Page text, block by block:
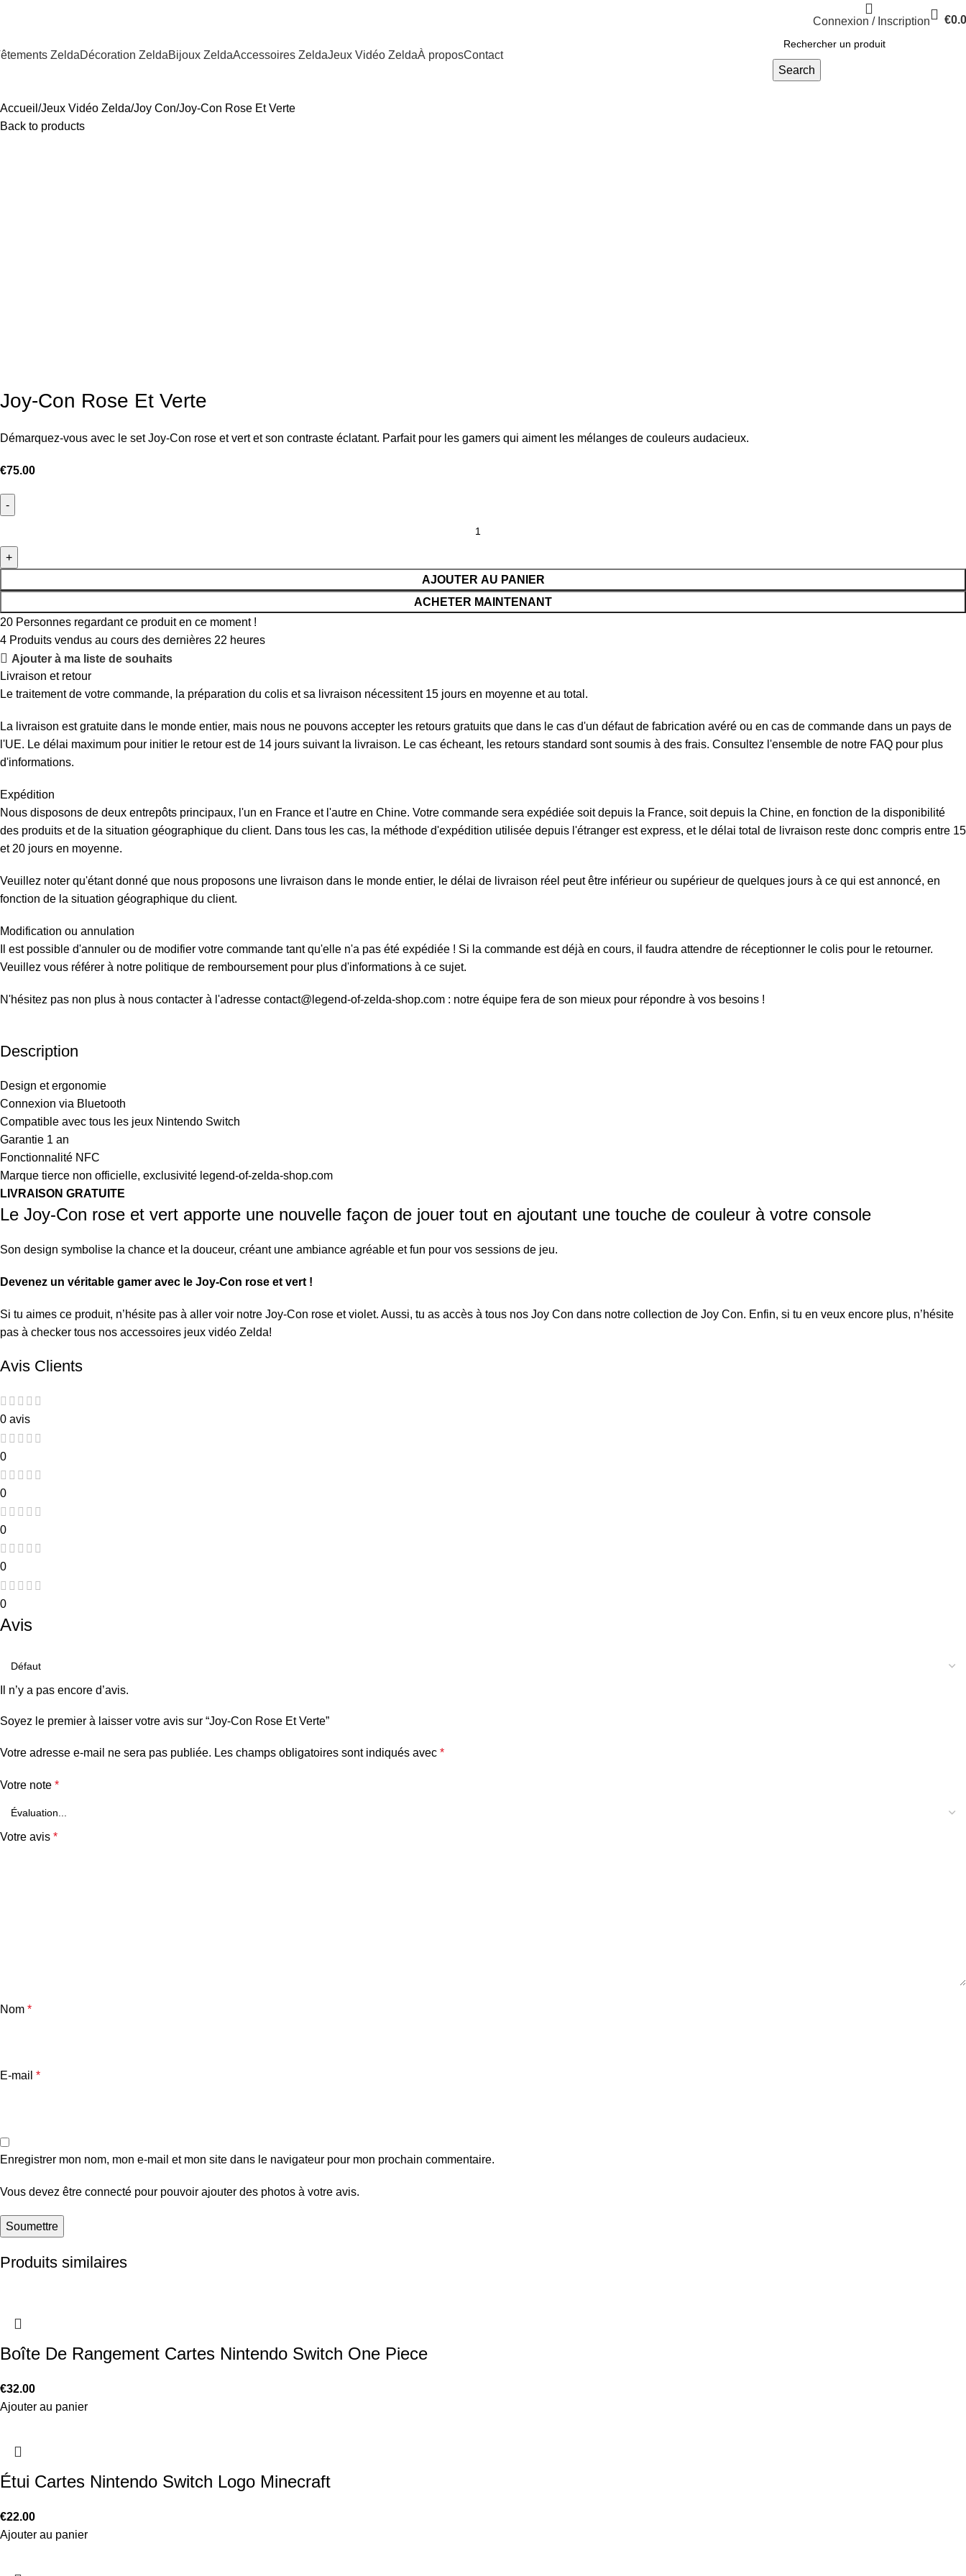
Connexion / Inscription €
ZeldaDécoration ZeldaBijoux ZeldaAccessoires ZeldaJeux Vidéo ZeldaÀ proposContact
Search
Accueil Jeux Vidéo Zelda Joy Con Joy-Con Rose Et Verte
Back to products
Joy-Con Rose Et Verte
Démarquez-vous avec le set Joy-Con rose et vert et son contraste éclatant. Parfait pour les gamers qui aiment les mélanges de couleurs audacieux.
€75.00
AJOUTER AU PANIER
ACHETER MAINTENANT
20 Personnes regardant ce produit en ce moment !
4 Produits vendus au cours des dernières 22 heures
Ajouter à ma liste de souhaits
Livraison et retour
Le traitement de votre commande, la préparation du colis et sa livraison nécessitent 15 jours en moyenne et au total.
La livraison est gratuite dans le monde entier, mais nous ne pouvons accepter les retours gratuits que dans le cas d'un défaut de fabrication avéré ou en cas de commande dans un pays de
l'UE. Le délai maximum pour initier le retour est de 14 jours suivant la livraison. Le cas écheant, les retours standard sont soumis à des frais. Consultez l'ensemble de notre FAQ pour plus
d'informations.
Expédition
Nous disposons de deux entrepôts principaux, l'un en France et l'autre en Chine. Votre commande sera expédiée soit depuis la France, soit depuis la Chine, en fonction de la disponibilité
des produits et de la situation géographique du client. Dans tous les cas, la méthode d'expédition utilisée depuis l'étranger est express, et le délai total de livraison reste donc compris entre 15
et 20 jours en moyenne.
Veuillez noter qu'étant donné que nous proposons une livraison dans le monde entier, le délai de livraison réel peut être inférieur ou supérieur de quelques jours à ce qui est annoncé, en
fonction de la situation géographique du client.
Modification ou annulation
Il est possible d'annuler ou de modifier votre commande tant qu'elle n'a pas été expédiée ! Si la commande est déjà en cours, il faudra attendre de réceptionner le colis pour le retourner.
Veuillez vous référer à notre politique de remboursement pour plus d'informations à ce sujet.
N'hésitez pas non plus à nous contacter à l'adresse contact@legend-of-zelda-shop.com : notre équipe fera de son mieux pour répondre à vos besoins !
Description
Design et ergonomie
Connexion via Bluetooth
Compatible avec tous les jeux Nintendo Switch
Garantie 1 an
Fonctionnalité NFC
Marque tierce non officielle, exclusivité legend-of-zelda-shop.com
LIVRAISON GRATUITE
Le Joy-Con rose et vert apporte une nouvelle façon de jouer tout en ajoutant une touche de couleur à votre console
Son design symbolise la chance et la douceur, créant une ambiance agréable et fun pour vos sessions de jeu.
Devenez un véritable gamer avec le Joy-Con rose et vert !
Si tu aimes ce produit, n’hésite pas à aller voir notre Joy-Con rose et violet. Aussi, tu as accès à tous nos Joy Con dans notre collection de Joy Con. Enfin, si tu en veux encore plus, n’hésite
pas à checker tous nos accessoires jeux vidéo Zelda!
Avis Clients
0 avis
0
0
0
0
0
Avis
Il n’y a pas encore d’avis.
Soyez le premier à laisser votre avis sur “Joy-Con Rose Et Verte”
Votre adresse e-mail ne sera pas publiée. Les champs obligatoires sont indiqués avec *
Votre note *
Votre avis *
Nom *
E-mail *
Enregistrer mon nom, mon e-mail et mon site dans le navigateur pour mon prochain commentaire.
Vous devez être connecté pour pouvoir ajouter des photos à votre avis.
Produits similaires
Boîte De Rangement Cartes Nintendo Switch One Piece
€32.00
Ajouter au panier
Étui Cartes Nintendo Switch Logo Minecraft
€22.00
Ajouter au panier